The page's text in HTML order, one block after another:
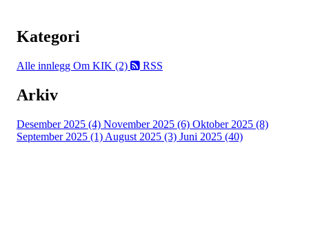
Kategori
Alle innlegg Om KIK (2) RSS
Arkiv
Desember 2025 (4) November 2025 (6) Oktober 2025 (8)
September 2025 (1) August 2025 (3) Juni 2025 (40)